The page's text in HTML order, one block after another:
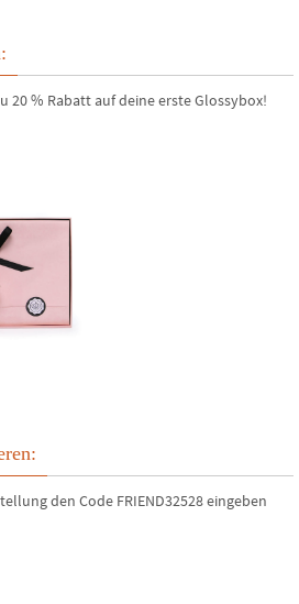
20 % Rabatt auf deine erste Glossybox!
den Code FRIEND32528 eingeben